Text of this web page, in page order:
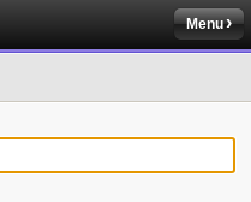
Menu